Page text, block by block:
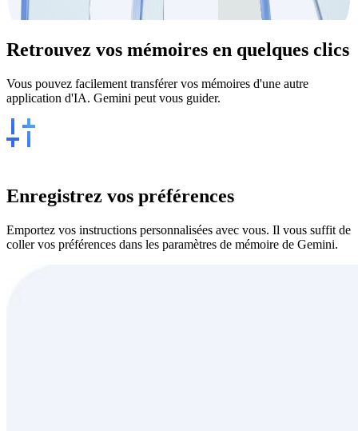
Retrouvez vos mémoires en quelques clics
Vous pouvez facilement transférer vos mémoires d'une autre
application d'IA. Gemini peut vous guider.
Enregistrez vos préférences
Emportez vos instructions personnalisées avec vous. Il vous suffit de
coller vos préférences dans les paramètres de mémoire de Gemini.